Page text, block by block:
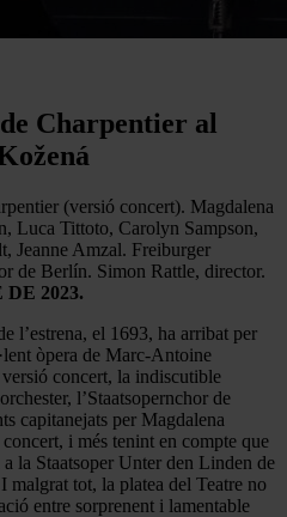
Charpentier al
(versió concert). Magdalena
Luca Tittoto, Carolyn Sampson,
Jeanne Amzal. Freiburger
de Berlín. Simon Rattle, director.
2023.
l’estrena, el 1693, ha arribat per
òpera de Marc-Antoine
concert, la indiscutible
l’Staatsopernchor de
capitanejats per Magdalena
i més tenint en compte que
a la Staatsoper Unter den Linden de
malgrat tot, la platea del Teatre no
entre sorprenent i lamentable